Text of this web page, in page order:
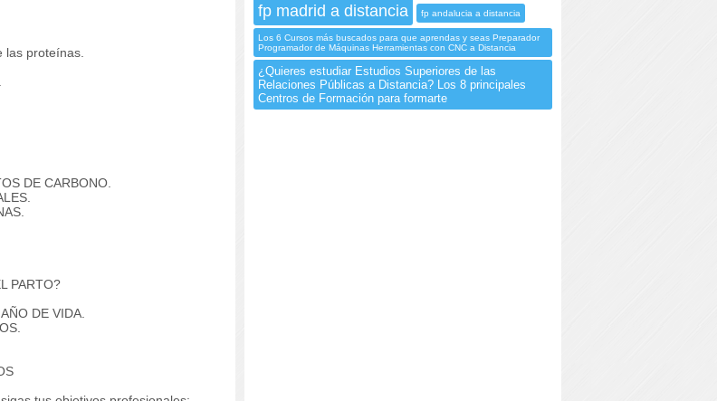
proteínas.
DE CARBONO.
PARTO?
DE VIDA.
fp madrid a distancia fp andalucia a distancia
Los 6 Cursos más buscados para que aprendas y seas Preparador
Programador de Máquinas Herramientas con CNC a Distancia
¿Quieres estudiar Estudios Superiores de las
Relaciones Públicas a Distancia? Los 8 principales
Centros de Formación para formarte